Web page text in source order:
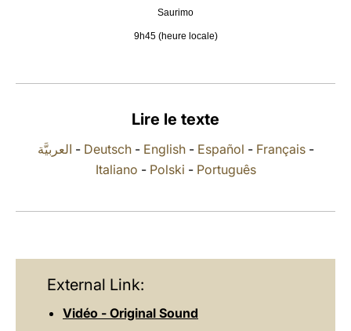
Saurimo
9h45 (heure locale)
Lire le texte
العربيَّة - Deutsch- English- Español - Français-
Italiano - Polski - Português
External Link:
Vidéo - Original Sound